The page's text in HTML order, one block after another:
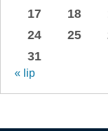
17
18
24
25
31
« lip